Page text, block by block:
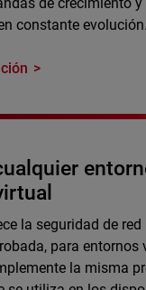
constante evolución.
la seguridad de red
para entornos
la misma